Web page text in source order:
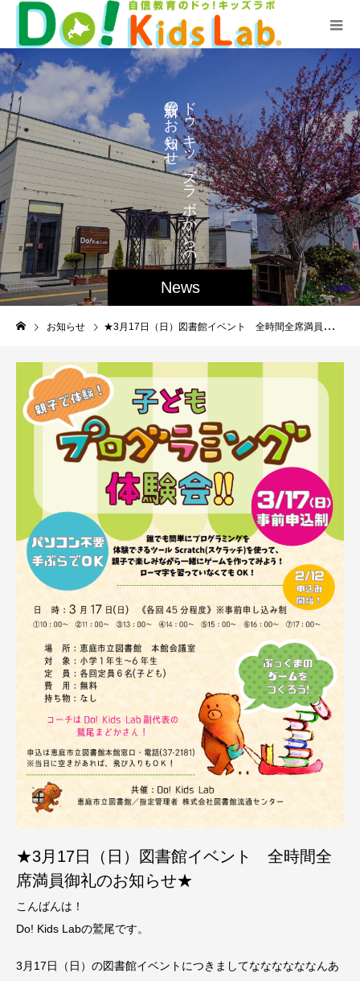
News
ド
ゥ
キ
ッ
ズ
ラ
ボ
か
ら
の
の
お
ら
せ
。
お知らせ ★3月17日（日）図書館イベント 全時間全席満員御礼のお知らせ★
★3月17日（日）図書館イベント 全時間全
席満員御礼のお知らせ★
こんばんは！
Do! Kids Labの鷲尾です。
3月17日（日）の図書館イベントにつきましてななななななんあ